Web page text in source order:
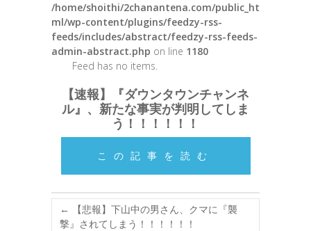
/home/shoithi/2chanantena.com/public_ht
ml/wp-content/plugins/feedzy-rss-
feeds/includes/abstract/feedzy-rss-feeds-
admin-abstract.php on line 1180
Feed has no items.
【速報】『ダウンタウンチャンネ
ル』、新たな事実が判明してしま
う！！！！！！
この記事を読む
←
【悲報】下山中の男さん、クマに『襲
撃』されてしまう！！！！！！